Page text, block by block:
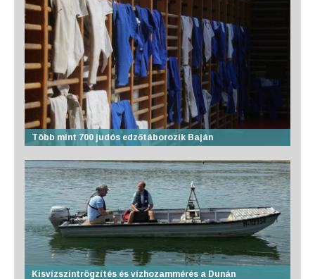
Több mint 700 judós edzőtáborozik Baján
Kisvízszintrögzítés és vízhozammérés a Dunán